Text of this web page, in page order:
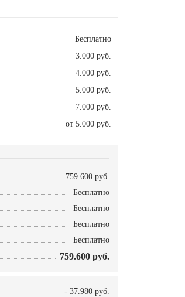
Бесплатно
3.000 руб.
4.000 руб.
5.000 руб.
7.000 руб.
от 5.000 руб.
759.600 руб.
Бесплатно
Бесплатно
Бесплатно
Бесплатно
759.600 руб.
- 37.980 руб.